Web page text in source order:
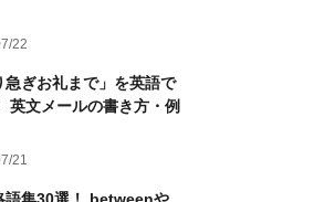
22
急ぎお礼まで」を英語で
英文メールの書き方・例
21